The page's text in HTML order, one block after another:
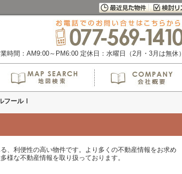
時間：AM9:00～PM6:00 定休日：水曜日（2月・3月は無休）
フールⅠ
、利便性の高い物件です。より多くの不動産情報をお求め
様な不動産情報を取り扱っております。